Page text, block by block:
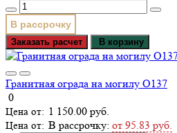
В рассрочку
Заказать расчет В корзину
Гранитная ограда на могилу О137
0
1 150.00 руб.
В рассрочку: от 95.83 руб.